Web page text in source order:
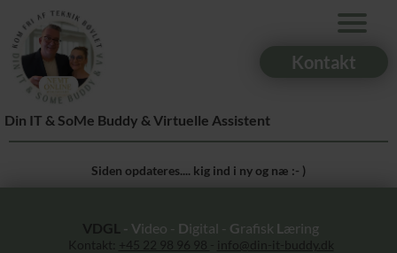
Kontakt
Din IT & SoMe Buddy & Virtuelle Assistent
Siden opdateres.... kig ind i ny og næ :- )
VDGL - V ideo - D igital - Grafisk L æring
Kontakt: +45 22 98 96 98 info@din-it-buddy.dk